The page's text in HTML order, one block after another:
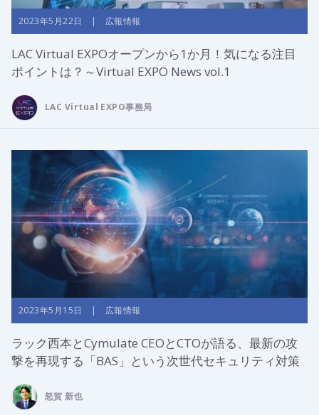
2023年5月22日 | 広報情報
LAC Virtual EXPOオープンから1か月！気になる注目
ポイントは？～Virtual EXPO News vol.1
LAC Virtual EXPO事務局
2023年5月15日 | 広報情報
ラック西本とCymulate CEOとCTOが語る、最新の攻
撃を再現する「BAS」という次世代セキュリティ対策
怒賀 新也